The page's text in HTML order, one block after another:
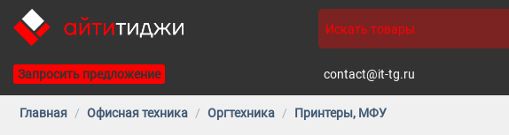
Запросить предложение contact@it-tg.ru
Главная / Офисная техника / Оргтехника / Принтеры, МФУ